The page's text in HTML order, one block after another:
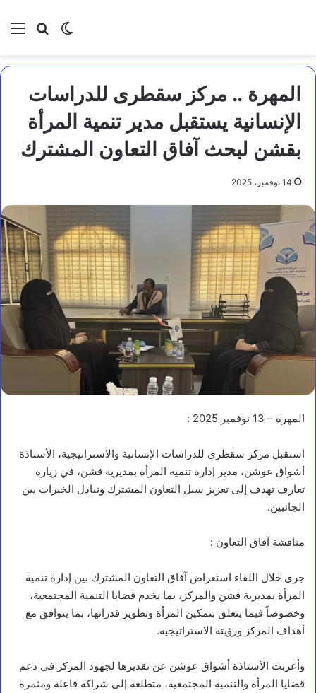
بحثالوضع
المهرة .. مركز سقطرى للدراسات
الإنسانية يستقبل مدير تنمية المرأة
بقشن لبحث آفاق التعاون المشترك
14 نوفمبر، 2025
المهرة – 13 نوفمبر 2025 :
استقبل مركز سقطرى للدراسات الإنسانية والاستراتيجية، الأستاذة
أشواق عوشن، مدير إدارة تنمية المرأة بمديرية قشن، في زيارة
تعارف تهدف إلى تعزيز سبل التعاون المشترك وتبادل الخبرات بين
الجانبين.
مناقشة آفاق التعاون :
جرى خلال اللقاء استعراض آفاق التعاون المشترك بين إدارة تنمية
المرأة بمديرية قشن والمركز، بما يخدم قضايا التنمية المجتمعية،
وخصوصاً فيما يتعلق بتمكين المرأة وتطوير قدراتها، بما يتوافق مع
أهداف المركز ورؤيته الاستراتيجية.
وأعربت الأستاذة أشواق عوشن عن تقديرها لجهود المركز في دعم
قضايا المرأة والتنمية المجتمعية، متطلعة إلى شراكة فاعلة ومثمرة